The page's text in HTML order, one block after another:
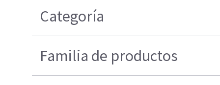
Categoría
Familia de productos